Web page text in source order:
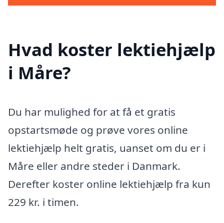
Hvad koster lektiehjælp
i Måre?
Du har mulighed for at få et gratis
opstartsmøde og prøve vores online
lektiehjælp helt gratis, uanset om du er i
Måre eller andre steder i Danmark.
Derefter koster online lektiehjælp fra kun
229 kr. i timen.